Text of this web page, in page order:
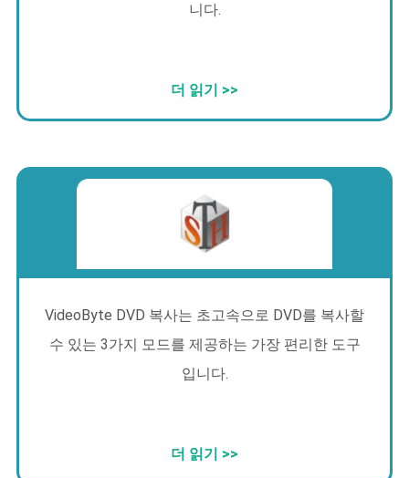
니다.
더 읽기 >>
VideoByte DVD 복사는 초고속으로 DVD를 복사할
수 있는 3가지 모드를 제공하는 가장 편리한 도구
입니다.
더 읽기 >>